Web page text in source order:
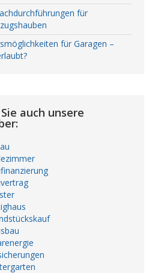
für
für Garagen –
auch unsere